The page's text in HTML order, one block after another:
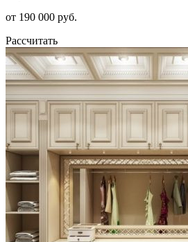
от 190 000 руб.
Рассчитать